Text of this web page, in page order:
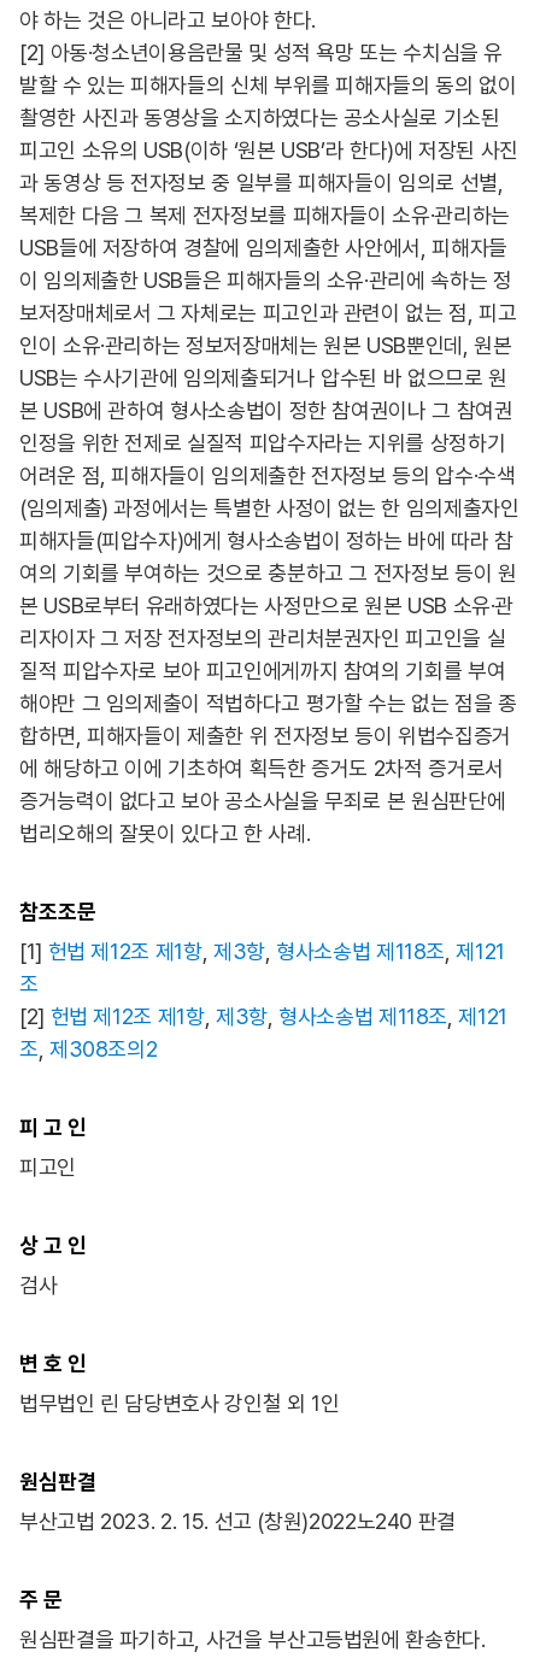
야 하는 것은 아니라고 보아야 한다.
[2] 아동·청소년이용음란물 및 성적 욕망 또는 수치심을 유
발할 수 있는 피해자들의 신체 부위를 피해자들의 동의 없이
촬영한 사진과 동영상을 소지하였다는 공소사실로 기소된
피고인 소유의 USB(이하 ‘원본 USB’라 한다)에 저장된 사진
과 동영상 등 전자정보 중 일부를 피해자들이 임의로 선별,
복제한 다음 그 복제 전자정보를 피해자들이 소유·관리하는
USB들에 저장하여 경찰에 임의제출한 사안에서, 피해자들
이 임의제출한 USB들은 피해자들의 소유·관리에 속하는 정
보저장매체로서 그 자체로는 피고인과 관련이 없는 점, 피고
인이 소유·관리하는 정보저장매체는 원본 USB뿐인데, 원본
USB는 수사기관에 임의제출되거나 압수된 바 없으므로 원
본 USB에 관하여 형사소송법이 정한 참여권이나 그 참여권
인정을 위한 전제로 실질적 피압수자라는 지위를 상정하기
어려운 점, 피해자들이 임의제출한 전자정보 등의 압수·수색
(임의제출) 과정에서는 특별한 사정이 없는 한 임의제출자인
피해자들(피압수자)에게 형사소송법이 정하는 바에 따라 참
여의 기회를 부여하는 것으로 충분하고 그 전자정보 등이 원
본 USB로부터 유래하였다는 사정만으로 원본 USB 소유·관
리자이자 그 저장 전자정보의 관리처분권자인 피고인을 실
질적 피압수자로 보아 피고인에게까지 참여의 기회를 부여
해야만 그 임의제출이 적법하다고 평가할 수는 없는 점을 종
합하면, 피해자들이 제출한 위 전자정보 등이 위법수집증거
에 해당하고 이에 기초하여 획득한 증거도 2차적 증거로서
증거능력이 없다고 보아 공소사실을 무죄로 본 원심판단에
법리오해의 잘못이 있다고 한 사례.
참조조문
[1] 헌법 제12조 제1항, 제3항, 형사소송법 제118조 ,제121
조
[2] 헌법 제12조 제1항, 제3항, 형사소송법 제118조 ,제121
조 제308조의2
피 고 인
피고인
상 고 인
검사
변 호 인
법무법인 린 담당변호사 강인철 외 1인
원심판결
부산고법 2023. 2. 15. 선고 (창원)2022노240 판결
주 문
원심판결을 파기하고, 사건을 부산고등법원에 환송한다.